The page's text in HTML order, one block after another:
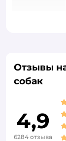
Отзывы
собак
4,9
6284 отзыва